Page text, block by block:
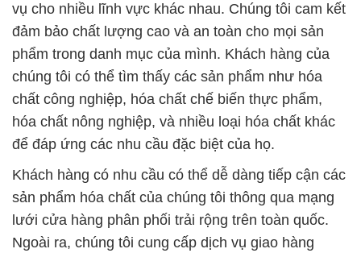
vụ cho nhiều lĩnh vực khác nhau. Chúng tôi cam kết
đảm bảo chất lượng cao và an toàn cho mọi sản
phẩm trong danh mục của mình. Khách hàng của
chúng tôi có thể tìm thấy các sản phẩm như hóa
chất công nghiệp, hóa chất chế biến thực phẩm,
hóa chất nông nghiệp, và nhiều loại hóa chất khác
để đáp ứng các nhu cầu đặc biệt của họ.
Khách hàng có nhu cầu có thể dễ dàng tiếp cận các
sản phẩm hóa chất của chúng tôi thông qua mạng
lưới cửa hàng phân phối trải rộng trên toàn quốc.
Ngoài ra, chúng tôi cung cấp dịch vụ giao hàng